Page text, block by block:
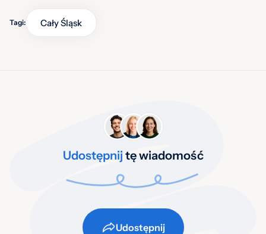
Tagi: Cały Śląsk
Udostępnij tę wiadomość
Udostępnij